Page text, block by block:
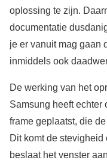
oplossing te zijn.
documentatie
je er vanuit mag gaan
inmiddels ook
De werking van het
Samsung heeft echter
frame geplaatst, die
Dit komt de
beslaat het venster